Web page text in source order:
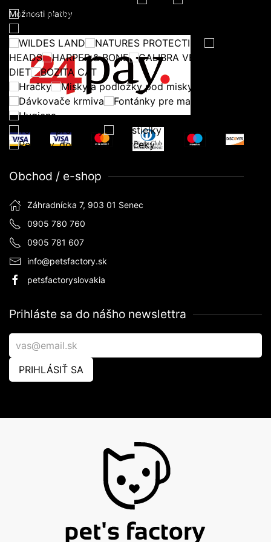
Farmina N&D
WILDES LAND
NATURES PROTECTION
HEADS
HARPER & BONE
CALIBRA VETERINARY
DIET
BOZITA CAT
Hračky
Misky a podložky pod misky
Dávkovače krmiva
Fontánky pre mačky
Hygiena
Toalety pre mačky
Podstielky do toaliet pre mačky
Pelechy, domčeky, koberčeky
Možnosti platby
Obchod / e-shop
Záhradnícka 7, 903 01 Senec
0905 780 760
0905 781 607
info@petsfactory.sk
petsfactoryslovakia
Prihláste sa do nášho newslettra
PRIHLÁSIŤ SA